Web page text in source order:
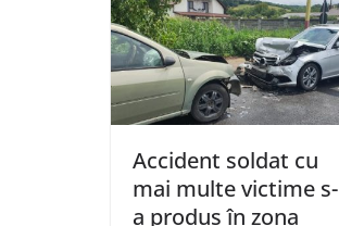
Accident soldat cu
mai multe victime s-
a produs în zona